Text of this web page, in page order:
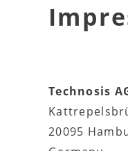
Technosis
20095